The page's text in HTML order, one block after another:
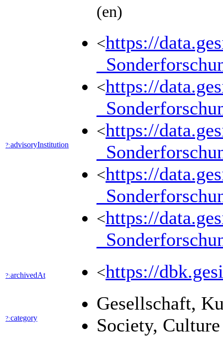
(en)
?:advisoryInstitution
<https://
<https://
<https://
<https://
<https://
?:archivedAt <https://
?:category
Gesellschaft,
Society,